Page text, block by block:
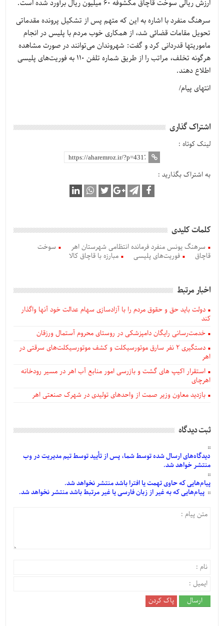
ارزش ریالی سوخت قاچاق مکشوفه 60 میلیون ریال برآورد شده است.
سرهنگ منفرد با اشاره به این که متهم پس از تشکیل پرونده مقدماتی
تحویل مقامات قضائی شد، از همکاری خوب مردم با پلیس در انجام
ماموریت‎ها قدردانی کرد و گفت: شهروندان می‌توانند در صورت مشاهده
هرگونه تخلف، مراتب را از طریق شماره تلفن 110 به فوریت‌های پلیسی
اطلاع دهند.
انتهای پیام/
اشتراک گذاری
لینک کوتاه :
به اشتراک بگذارید :
کلمات کلیدی
سرهنگ یونس منفرد فرمانده انتظامی شهرستان اهر
سوخت
قاچاق
فوریت‌های پلیسی مبارزه با قاچاق کالا
اخبار مرتبط
دولت باید حق و حقوق مردم را با آزادسازی سهام عدالت خود آنها واگذار
کند
خدمت‌رسانی رایگان دامپزشکی در روستای محروم آستمال ورزقان
دستگيری ۲ نفر سارق موتورسیکلت و کشف موتورسیکلت‌های سرقتی در
اهر
استقرار اکیپ های گشت و بازرسی امور منابع آب اهر در مسیر رودخانه
اهرچای
بازدید معاون وزیر صمت از واحدهای تولیدی در شهرک صنعتی اهر
ثبت دیدگاه
دیدگاه‌هایارسالشدهتوسط شما، پس ازتأییدتوسط تیم مدیریت در وب
منتشر خواهد شد.
پیام‌هاییکه حاوی تهمت یا افترا باشد منتشر نخواهد شد.
پیام‌هاییکه به غیر از زبان فارسی یا غیر مرتبط باشد منتشر نخواهد شد.